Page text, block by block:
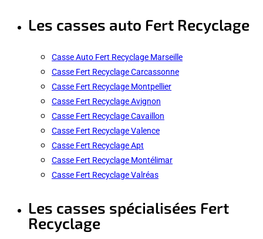
Les casses auto Fert Recyclage
Casse Auto Fert Recyclage Marseille
Casse Fert Recyclage Carcassonne
Casse Fert Recyclage Montpellier
Casse Fert Recyclage Avignon
Casse Fert Recyclage Cavaillon
Casse Fert Recyclage Valence
Casse Fert Recyclage Apt
Casse Fert Recyclage Montélimar
Casse Fert Recyclage Valréas
Les casses spécialisées Fert
Recyclage